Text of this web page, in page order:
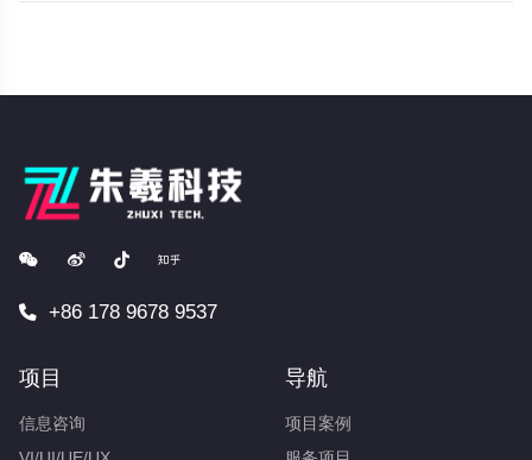
+86 178 9678 9537
项目
信息咨询
导航
项目案例